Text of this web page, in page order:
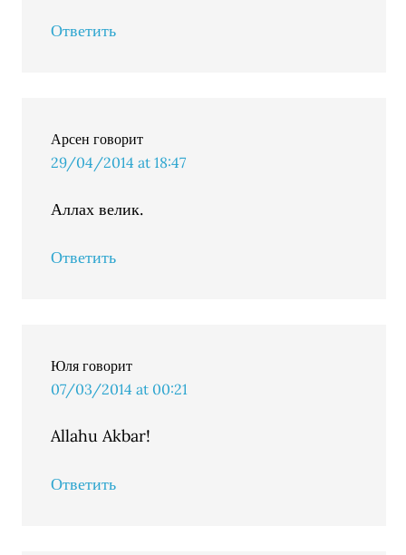
Ответить
Арсен говорит
29/04/2014 at 18:47
Аллах велик.
Ответить
Юля говорит
07/03/2014 at 00:21
Allahu Akbar!
Ответить